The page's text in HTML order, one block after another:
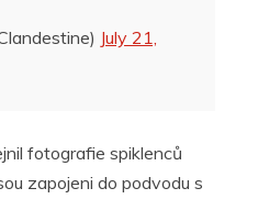
July 21,
fotografie spiklenců
zapojeni do podvodu s